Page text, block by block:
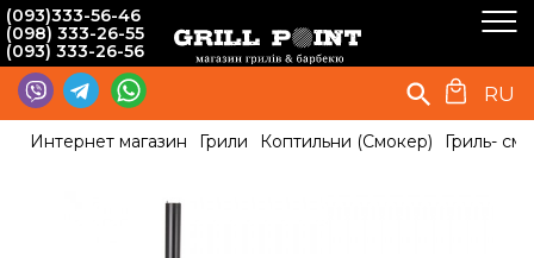
(093)333-56-46
(098) 333-26-55
(093) 333-26-56
RU
Интернет магазин Грили Коптильни (Смокер) Гриль-